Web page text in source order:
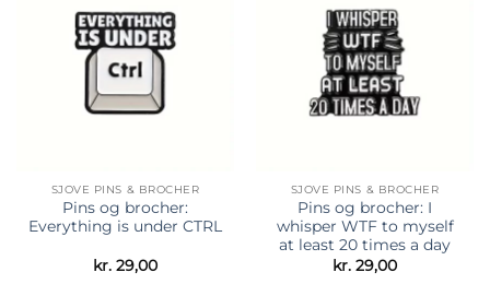
Tilføj til
ønskeliste
SJOVE PINS & BROCHER
Pins og brocher:
Everything is under CTRL
kr. 29,00
ønskeliste
SJOVE PINS & BROCHER
Pins og brocher: I
whisper WTF to myself
at least 20 times a day
kr. 29,00